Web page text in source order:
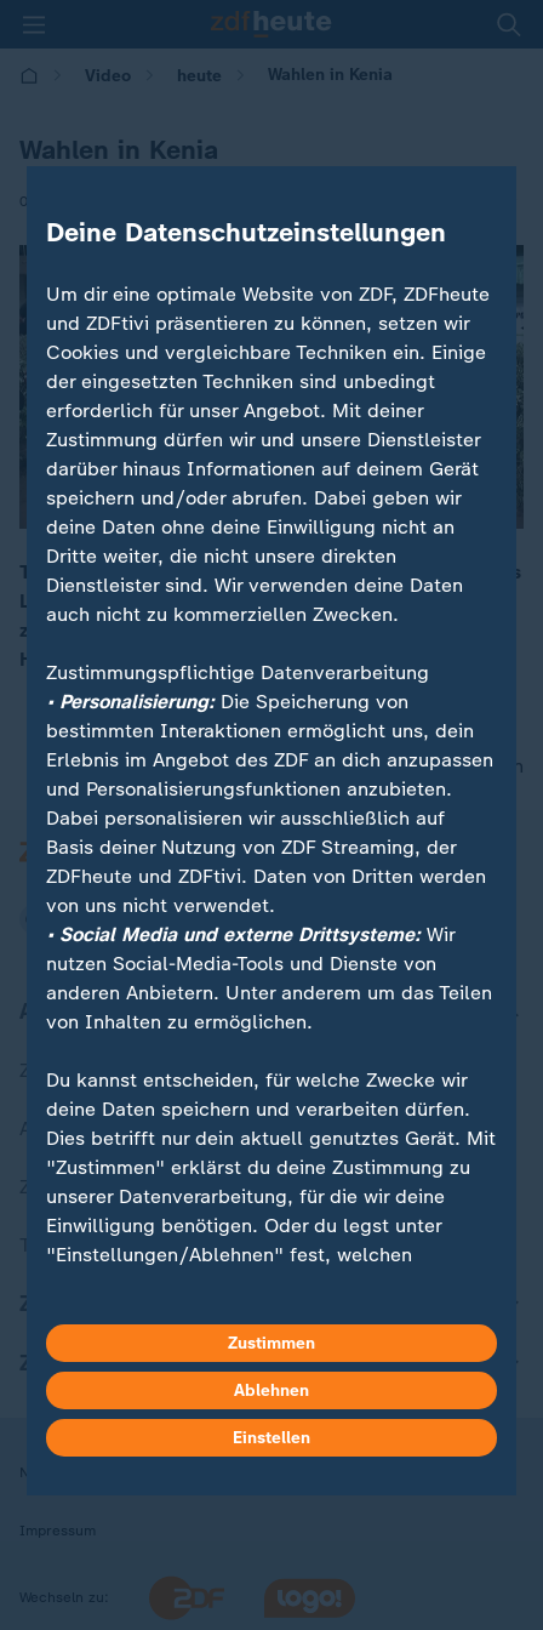
Video heute Wahlen in Kenia
Wahlen in Kenia
08.08.2017 | 18:58
00:13
Tag der Entscheidung in Kenia. Es geht darum, wer das
Land künftig als Präsident führen wird. Das Rennen
zwischen Amtsinhaber Kenyatta und seinem
Herausforderer gilt als völlig offen.
nach oben
Aktuell bei ZDFheute
Zuletzt veröffentlicht
Aktuelle Sendungs-Videos
ZDFheute Stories
Themen im Überblick
ZDFheute Apps
Nutzungsbedingungen
Impressum
Wechseln zu:
Deine Datenschutzeinstellungen
Um dir eine optimale Website von ZDF, ZDFheute
und ZDFtivi präsentieren zu können, setzen wir
Cookies und vergleichbare Techniken ein. Einige
der eingesetzten Techniken sind unbedingt
erforderlich für unser Angebot. Mit deiner
Zustimmung dürfen wir und unsere Dienstleister
darüber hinaus Informationen auf deinem Gerät
speichern und/oder abrufen. Dabei geben wir
deine Daten ohne deine Einwilligung nicht an
Dritte weiter, die nicht unsere direkten
Dienstleister sind. Wir verwenden deine Daten
auch nicht zu kommerziellen Zwecken.
Zustimmungspflichtige Datenverarbeitung
• Personalisierung:Die Speicherung von
bestimmten Interaktionen ermöglicht uns, dein
Erlebnis im Angebot des ZDF an dich anzupassen
und Personalisierungsfunktionen anzubieten.
Dabei personalisieren wir ausschließlich auf
Basis deiner Nutzung von ZDF Streaming, der
ZDFheute und ZDFtivi. Daten von Dritten werden
von uns nicht verwendet.
• Social Media und externe Drittsysteme:Wir
nutzen Social-Media-Tools und Dienste von
anderen Anbietern. Unter anderem um das Teilen
von Inhalten zu ermöglichen.
Du kannst entscheiden, für welche Zwecke wir
deine Daten speichern und verarbeiten dürfen.
Dies betrifft nur dein aktuell genutztes Gerät. Mit
"Zustimmen" erklärst du deine Zustimmung zu
unserer Datenverarbeitung, für die wir deine
Einwilligung benötigen. Oder du legst unter
"Einstellungen/Ablehnen" fest, welchen
kannst du jederzeit mit Wirkung für die Zukunft
in deinen Einstellungen widerrufen oder ändern.
Hier findest du das Impressum.
Weitere Informationen findest du in unserer
Zustimmen
Ablehnen
Einstellen